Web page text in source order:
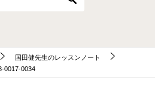
国田健先生のレッスンノート
0017-0034